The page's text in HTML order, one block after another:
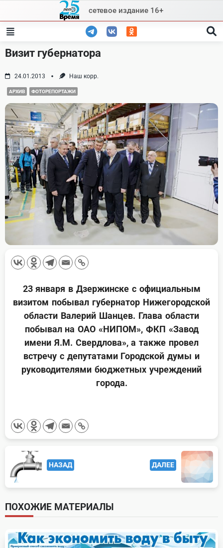
content
сетевое издание 16+
Визит губернатора
24.01.2013 Наш корр.
АРХИВ ФОТОРЕПОРТАЖИ
23 января в Дзержинске с официальным
визитом побывал губернатор Нижегородской
области Валерий Шанцев. Глава области
побывал на ОАО «НИПОМ», ФКП «Завод
имени Я.М. Свердлова», а также провел
встречу с депутатами Городской думы и
руководителями бюджетных учреждений
города.
<span
class="nav-
subtitle
screen-
reader-
text">Page</span>
НАЗАД ДАЛЕЕ
ПОХОЖИЕ МАТЕРИАЛЫ